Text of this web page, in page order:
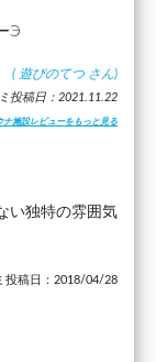
Э
( 遊びのてつ さん)
投稿日：2021.11.22
ナ施設レビューをもっと見る
い独特の雰囲気
投稿日：2018/04/28